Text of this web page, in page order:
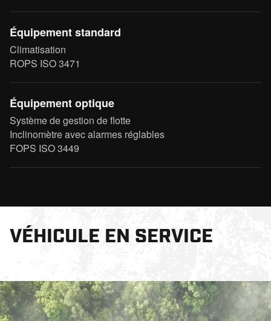
Équipement standard
Climatisation
ROPS ISO 3471
Équipement optique
Système de gestion de flotte
Inclinomètre avec alarmes réglables
FOPS ISO 3449
VÉHICULE EN SERVICE